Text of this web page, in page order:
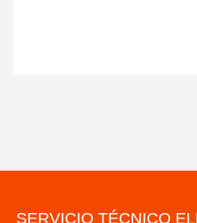
SERVICIO TÉCNICO